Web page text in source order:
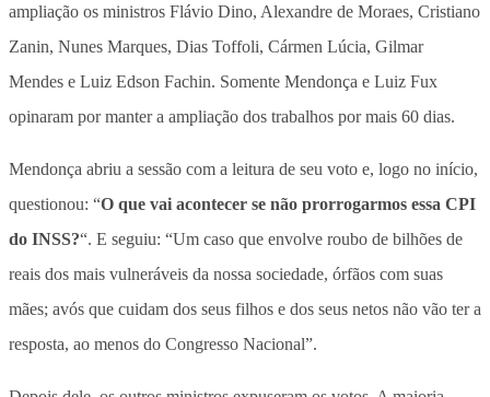
ampliação os ministros Flávio Dino, Alexandre de Moraes, Cristiano
Zanin, Nunes Marques, Dias Toffoli, Cármen Lúcia, Gilmar
Mendes e Luiz Edson Fachin. Somente Mendonça e Luiz Fux
opinaram por manter a ampliação dos trabalhos por mais 60 dias.
Mendonça abriu a sessão com a leitura de seu voto e, logo no início,
questionou: “O que vai acontecer se não prorrogarmos essa CPI
do INSS?“. E seguiu: “Um caso que envolve roubo de bilhões de
reais dos mais vulneráveis da nossa sociedade, órfãos com suas
mães; avós que cuidam dos seus filhos e dos seus netos não vão ter a
resposta, ao menos do Congresso Nacional”.